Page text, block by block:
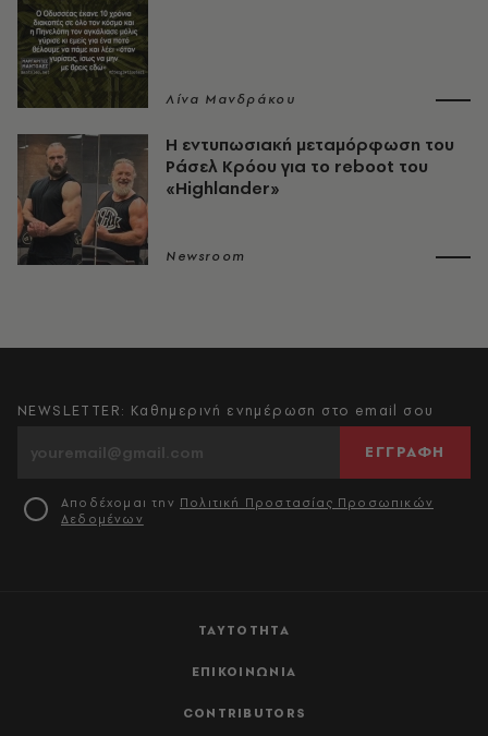
Λίνα Μανδράκου
Η εντυπωσιακή μεταμόρφωση του
Ράσελ Κρόου για το reboot του
«Highlander»
Newsroom
ΤΑΥΤΟΤΗΤΑ
ΕΠΙΚΟΙΝΩΝΙΑ
CONTRIBUTORS
NEWSLETTER: Καθημερινή ενημέρωση στο email σου
ΕΓΓΡΑΦΗ
Αποδέχομαι την Πολιτική Προστασίας Προσωπικών
Δεδομένων